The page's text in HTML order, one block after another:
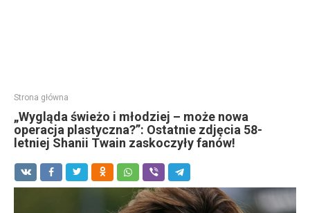
Strona główna
„Wygląda świeżo i młodziej – może nowa
operacja plastyczna?”: Ostatnie zdjęcia 58-
letniej Shanii Twain zaskoczyły fanów!